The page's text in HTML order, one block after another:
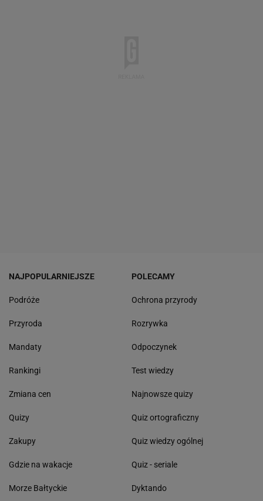
NAJPOPULARNIEJSZE
Podróże
Przyroda
Mandaty
Rankingi
Zmiana cen
Quizy
Zakupy
Gdzie na wakacje
Morze Bałtyckie
POLECAMY
Ochrona przyrody
Rozrywka
Odpoczynek
Test wiedzy
Najnowsze quizy
Quiz ortograficzny
Quiz wiedzy ogólnej
Quiz - seriale
Dyktando